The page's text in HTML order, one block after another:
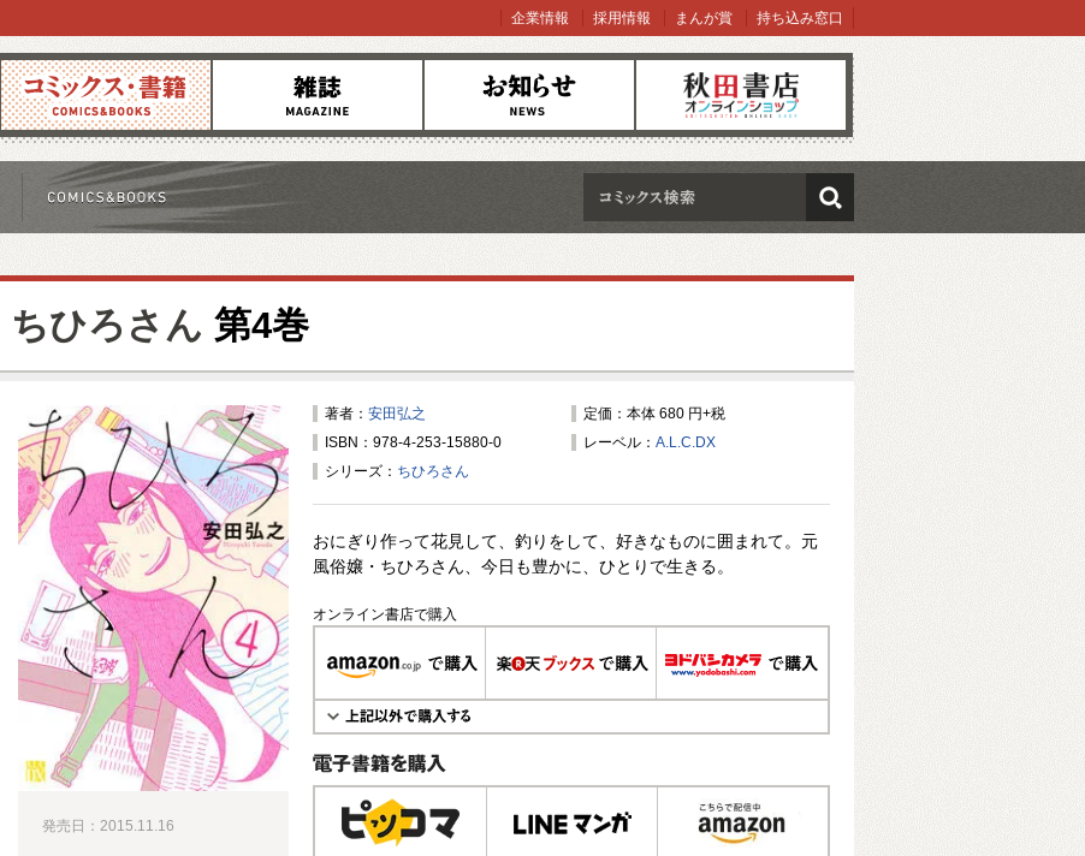
コミックス 雑誌 お知らせ オンラインショップ
企業情報 採用情報 まんが賞 持ち込み窓口
検索
ちひろさん 第4巻
著者： 安田弘之
定価：本体 680 円+税
ISBN：978-4-253-15880-0
レーベル： A.L.C.DX
シリーズ： ちひろさん
おにぎり作って花見して、釣りをして、好きなものに囲まれて。元
風俗嬢・ちひろさん、今日も豊かに、ひとりで生きる。
オンライン書店で購入
電子書籍で購入
発売日：2015.11.16